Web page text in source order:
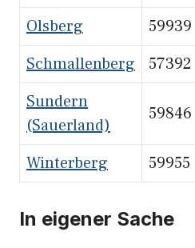
Olsberg
59939
Schmallenberg
57392
Sundern
(Sauerland)
59846
Winterberg 59955
In eigener Sache